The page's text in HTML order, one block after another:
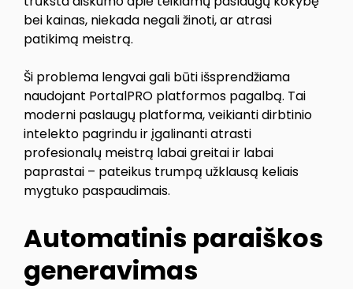
bei kainas, niekada negali žinoti, ar atrasi
patikimą meistrą.
Ši problema lengvai gali būti išsprendžiama
naudojant PortalPRO platformos pagalbą. Tai
moderni paslaugų platforma, veikianti dirbtinio
intelekto pagrindu ir įgalinanti atrasti
profesionalų meistrą labai greitai ir labai
paprastai – pateikus trumpą užklausą keliais
mygtuko paspaudimais.
Automatinis paraiškos
generavimas